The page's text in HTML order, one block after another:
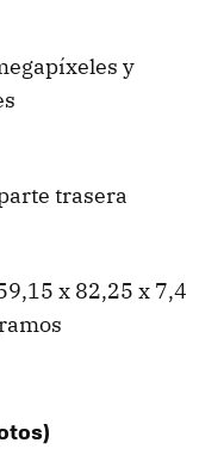
y
trasera
x 82,25 x 7,4